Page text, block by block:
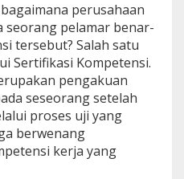
perusahaan
seorang pelamar benar-
tersebut? Salah satu
Sertifikasi Kompetensi.
pengakuan
seseorang setelah
proses uji yang
berwenang
kerja yang